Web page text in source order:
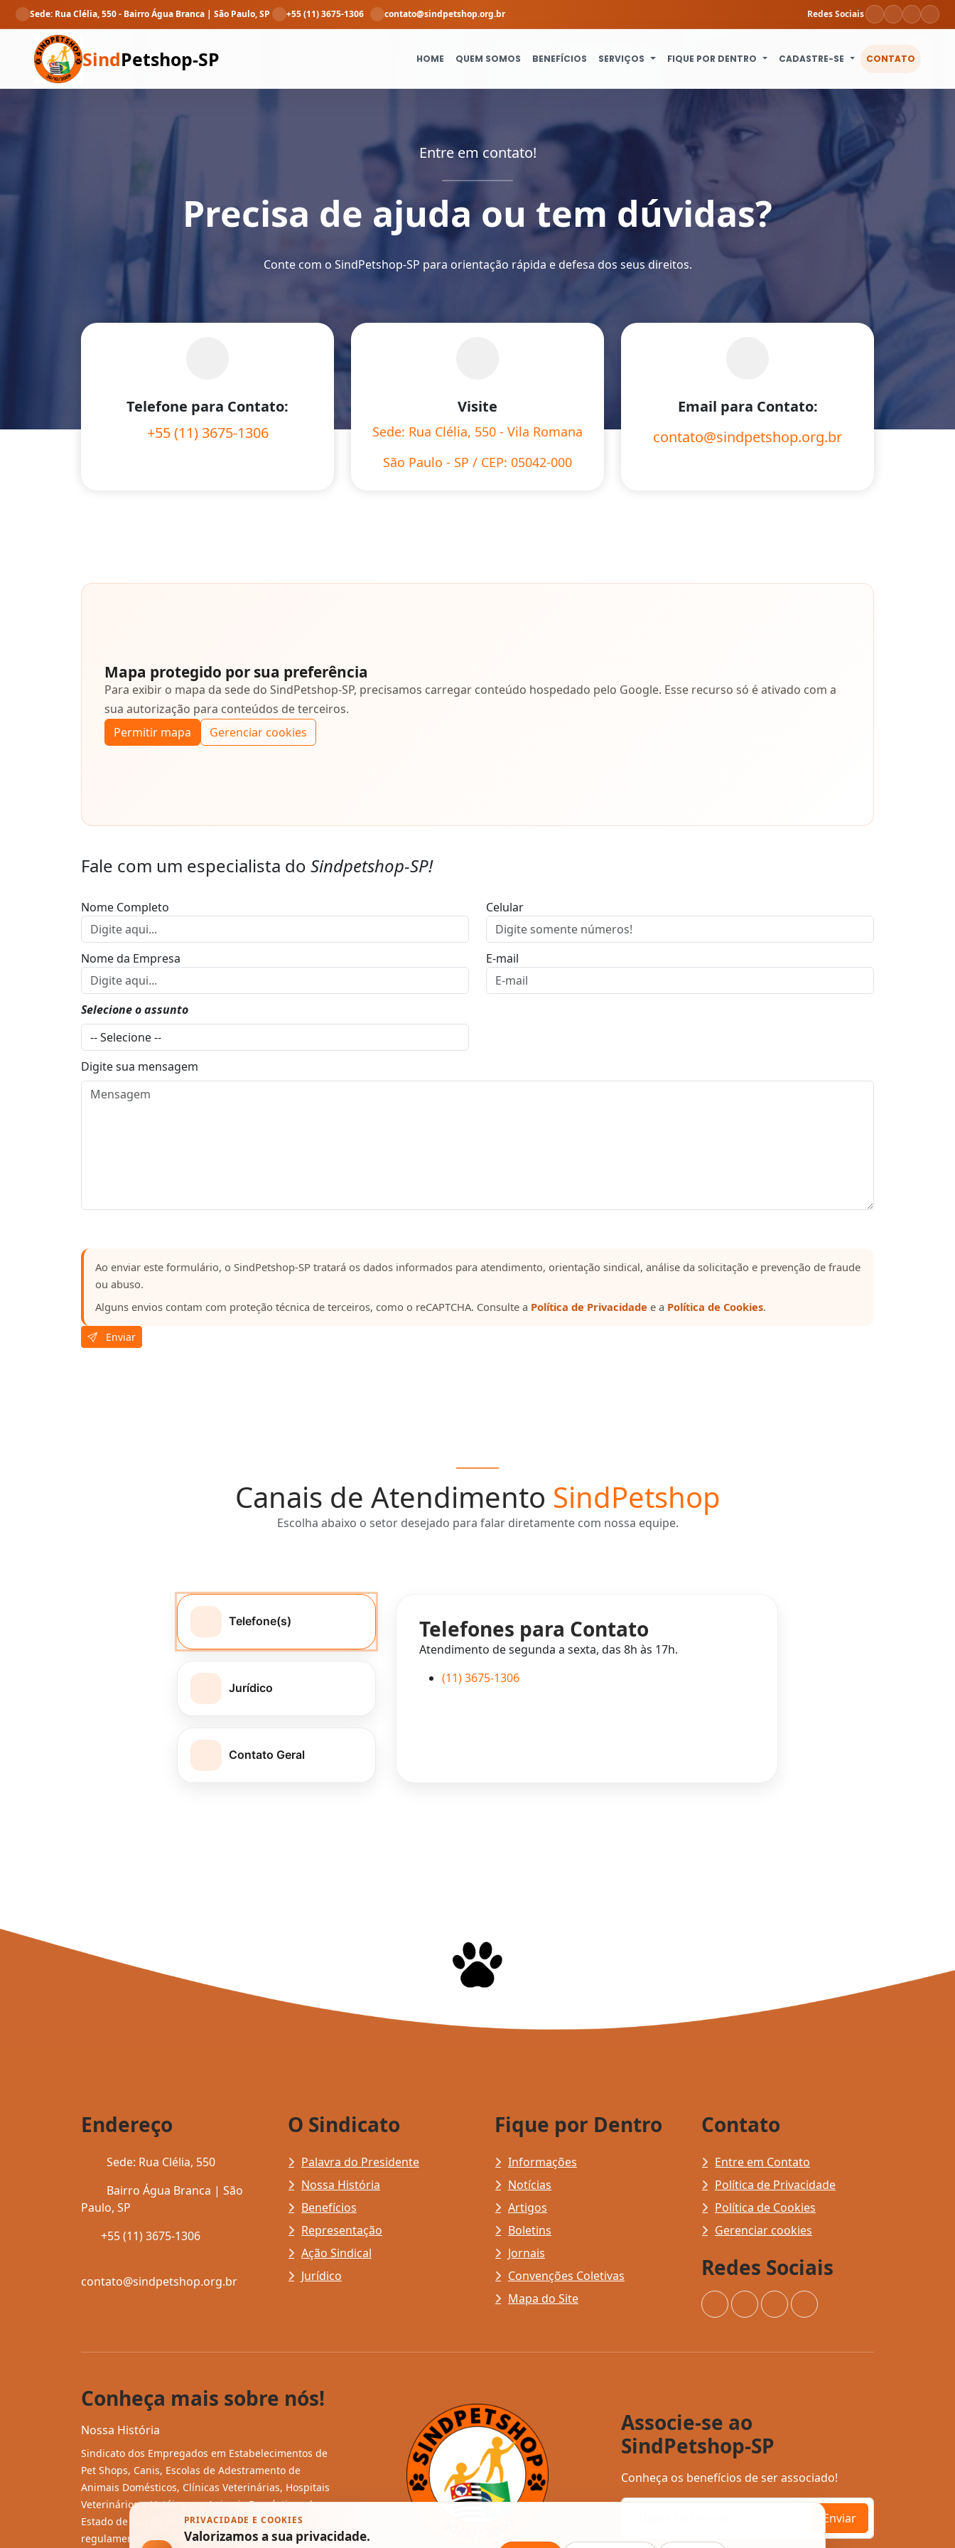
Sede: Rua Clélia, 550 - Bairro Água Branca | São Paulo, SP +55 (11) 3675-1306 contato@sindpetshop.org.br Redes Sociais
SindPetshop-SP HOME QUEM SOMOS BENEFÍCIOS SERVIÇOS FIQUE POR DENTRO CADASTRE-SE CONTATO
Entre em contato!
Precisa de ajuda ou tem dúvidas?
Conte com o SindPetshop-SP para orientação rápida e defesa dos seus direitos.
Telefone para Contato:
+55 (11) 3675-1306
Visite
Sede: Rua Clélia, 550 - Vila Romana
São Paulo - SP / CEP: 05042-000
Email para Contato:
contato@sindpetshop.org.br
Mapa protegido por sua preferência
Para exibir o mapa da sede do SindPetshop-SP, precisamos carregar conteúdo hospedado pelo Google. Esse recurso só é ativado com a
sua autorização para conteúdos de terceiros.
Permitir mapa
Gerenciar cookies
Fale com um especialista do Sindpetshop-SP!
Nome Completo Celular
Nome da Empresa E-mail
Selecione o assunto
Digite sua mensagem
Ao enviar este formulário, o SindPetshop-SP tratará os dados informados para atendimento, orientação sindical, análise da solicitação e prevenção de fraude
ou abuso.
Alguns envios contam com proteção técnica de terceiros, como o reCAPTCHA. Consulte a Política de Privacidade e a Política de Cookies.
Enviar
Canais de Atendimento SindPetshop
Escolha abaixo o setor desejado para falar diretamente com nossa equipe.
Telefone(s)
Jurídico
Contato Geral
Telefones para Contato
Atendimento de segunda a sexta, das 8h às 17h.
(11) 3675-1306
Endereço
Sede: Rua Clélia, 550
Bairro Água Branca | São
Paulo, SP
+55 (11) 3675-1306
contato@sindpetshop.org.br
O Sindicato
Palavra do Presidente
Nossa História
Benefícios
Representação
Ação Sindical
Jurídico
Fique por Dentro
Informações
Notícias
Artigos
Boletins
Jornais
Convenções Coletivas
Mapa do Site
Contato
Entre em Contato
Política de Privacidade
Política de Cookies
Gerenciar cookies
Redes Sociais
InstagramFacebookYouTubeTikTok
Conheça mais sobre nós!
Nossa História
Sindicato dos Empregados em Estabelecimentos de
Pet Shops, Canis, Escolas de Adestramento de
Animais Domésticos, Clínicas Veterinárias, Hospitais
Veterinários e Hotéis para Animais Domésticos do
Estado de São Paulo (SindPetshop-SP),
regulamentado exclusivamente para garantir a
Associe-se ao
SindPetshop-SP
Conheça os benefícios de ser associado!
Enviar
PRIVACIDADE E COOKIES
Valorizamos a sua privacidade.